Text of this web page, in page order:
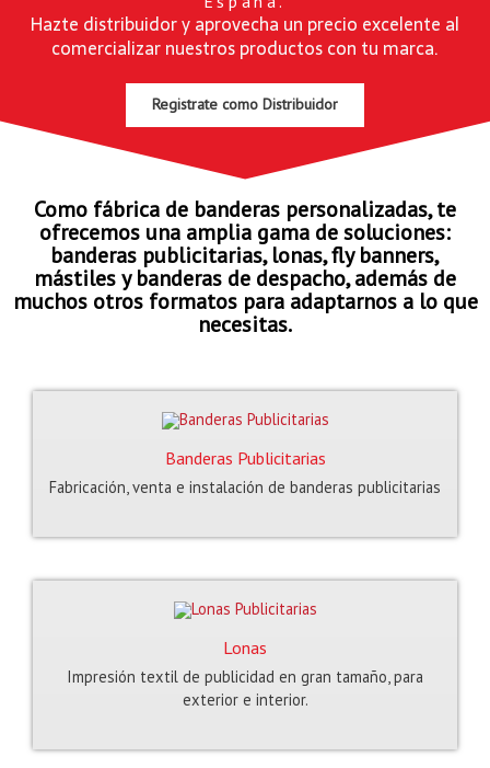
Hazte distribuidor y aprovecha un precio excelente al
comercializar nuestros productos con tu marca.
Registrate como Distribuidor
Como fábrica de banderas personalizadas, te
ofrecemos una amplia gama de soluciones:
banderas publicitarias, lonas, fly banners,
mástiles y banderas de despacho, además de
muchos otros formatos para adaptarnos a lo que
necesitas.
Banderas Publicitarias
Fabricación, venta e instalación de banderas publicitarias
Lonas
Impresión textil de publicidad en gran tamaño, para
exterior e interior.